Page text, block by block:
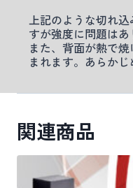
上記のような切れ
すが強度に問題はあ
また、背面が熱で
まれます。あらかじ
関連商品